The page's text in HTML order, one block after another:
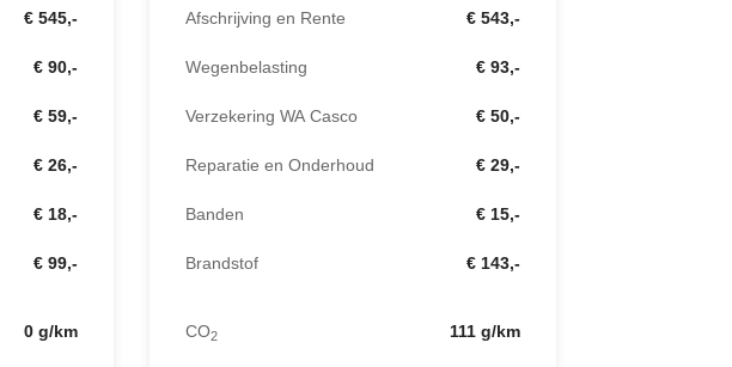
€ 545,-
€ 90,-
€ 59,-
€ 26,-
€ 18,-
€ 99,-
0 g/km
Afschrijving en Rente € 543,-
Wegenbelasting € 93,-
Verzekering WA Casco € 50,-
Reparatie en Onderhoud € 29,-
Banden € 15,-
Brandstof € 143,-
CO2 111 g/km